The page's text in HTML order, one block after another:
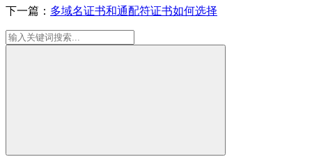
下一篇： 多域名证书和通配符证书如何选择